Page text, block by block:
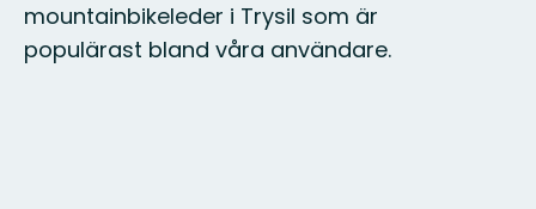
mountainbikeleder i Trysil som är
populärast bland våra användare.